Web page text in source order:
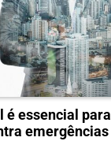
é essencial